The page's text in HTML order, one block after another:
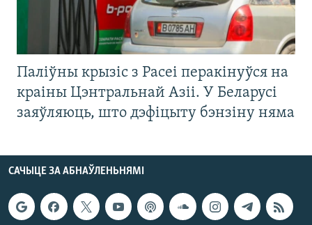
Паліўны крызіс з Расеі перакінуўся на
краіны Цэнтральнай Азіі. У Беларусі
заяўляюць, што дэфіцыту бэнзіну няма
САЧЫЦЕ ЗА АБНАЎЛЕНЬНЯМІ